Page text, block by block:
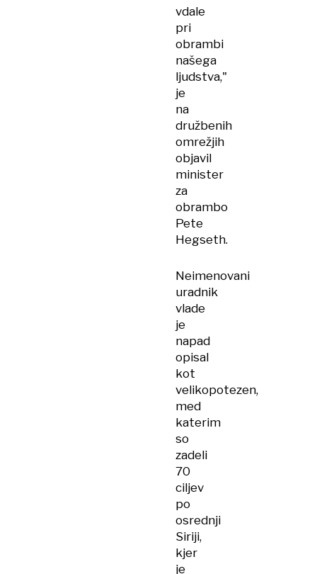
vdale
pri
obrambi
našega
ljudstva,"
je
na
družbenih
omrežjih
objavil
minister
za
obrambo
Pete
Hegseth.
Neimenovani
uradnik
vlade
je
napad
opisal
kot
velikopotezen,
med
katerim
so
zadeli
70
ciljev
po
osrednji
Siriji,
kjer
je